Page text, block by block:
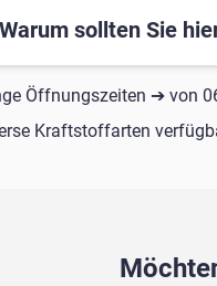
Warum sollten Sie
Öffnungszeiten ➔ von
Kraftstoffarten